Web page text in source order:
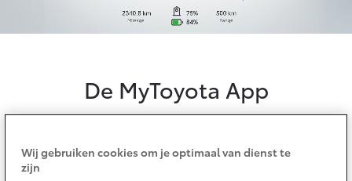
Contact en Route
Werkplaatsafspraak
APK
Aircoservice
Contact en Route
Schade melden
De MyToyota App
Volledige controle met je smartphone
Wij gebruiken cookies om je optimaal van dienst te
zijn